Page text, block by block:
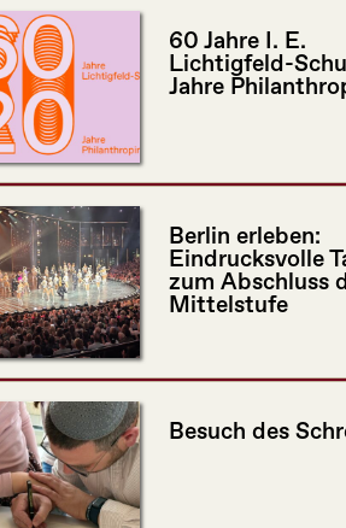
60 Jahre I. E.
Lichtigfeld-
Jahre
Berlin erleben:
Eindrucksvolle
zum Abschluss
Mittelstufe
Besuch des